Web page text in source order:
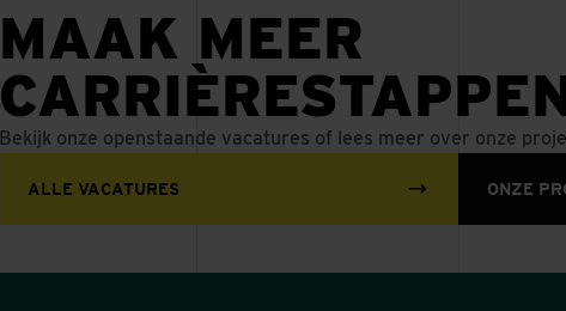
MAAK MEER
Bekijk onze openstaande vacatures of lees meer over onze
ALLE VACATURES ONZE